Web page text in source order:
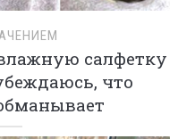
салфетку
что